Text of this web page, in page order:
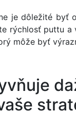
je dôležité byť
rýchlosť puttu a
môže byť